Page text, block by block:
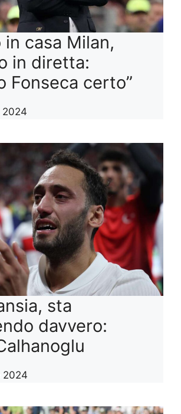
casa Milan,
in diretta:
Fonseca certo”
2024
sta
davvero:
2024